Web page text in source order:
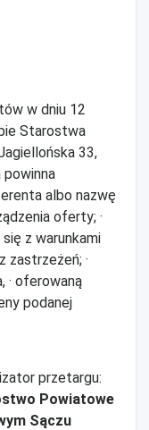
w dniu 12
Starostwa
33,
albo nazwę
oferty; ·
z warunkami
zastrzeżeń; ·
· oferowaną
podanej
przetargu:
Powiatowe
Sączu